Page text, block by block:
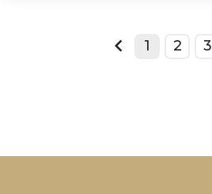
prev
1 2 3